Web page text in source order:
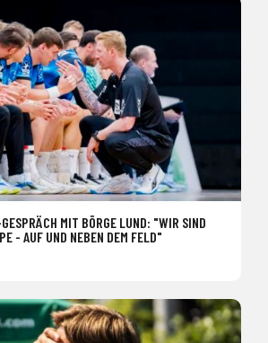
MIT BÖRGE LUND: "WIR SIND
- AUF UND NEBEN DEM FELD"